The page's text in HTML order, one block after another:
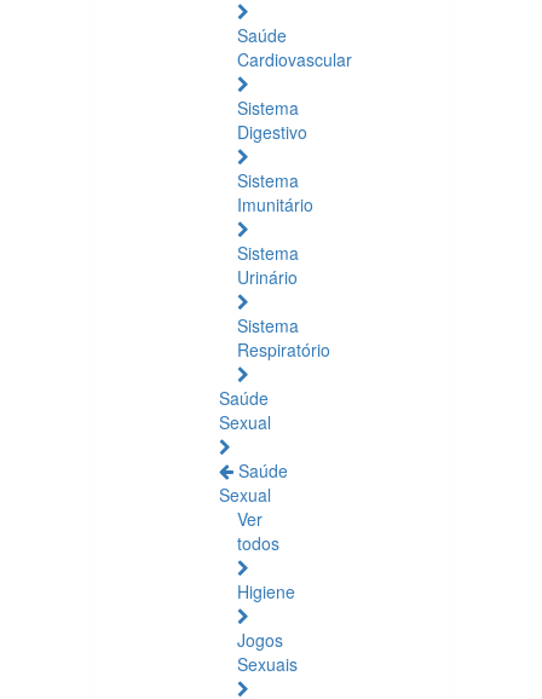
Saúde
Cardiovascular
Sistema
Digestivo
Sistema
Imunitário
Sistema
Urinário
Sistema
Respiratório
Saúde
Sexual
Saúde
Sexual
Ver
todos
Higiene
Jogos
Sexuais